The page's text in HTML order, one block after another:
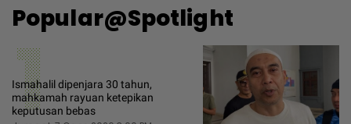
Popular@Spotlight
1
Ismahalil dipenjara 30 tahun,
mahkamah rayuan ketepikan
keputusan bebas